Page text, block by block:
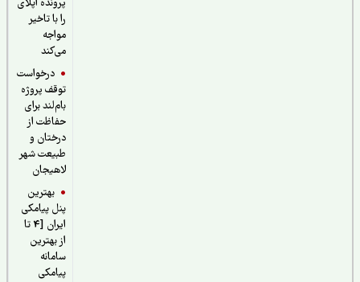
پرونده اپلای
را با تاخیر
درخواست
توقف پروژه
بام‌لند برای
حفاظت از
درختان و
طبیعت شهر
لاهیجان
بهترین
پنل پیامکی
ایران [4 تا
از بهترین
سامانه
پیامکی